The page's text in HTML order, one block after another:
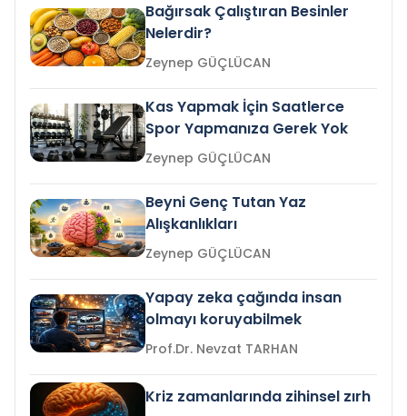
Bağırsak Çalıştıran Besinler
Nelerdir?
Zeynep GÜÇLÜCAN
Kas Yapmak İçin Saatlerce
Spor Yapmanıza Gerek Yok
Zeynep GÜÇLÜCAN
Beyni Genç Tutan Yaz
Alışkanlıkları
Zeynep GÜÇLÜCAN
Yapay zeka çağında insan
olmayı koruyabilmek
Prof.Dr. Nevzat TARHAN
Kriz zamanlarında zihinsel zırh